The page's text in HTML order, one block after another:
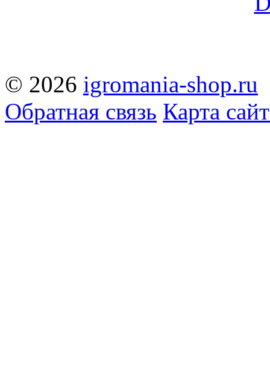
© 2026 igromania-shop.ru
Обратная связь Карта